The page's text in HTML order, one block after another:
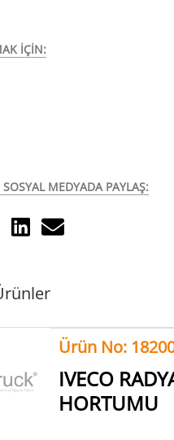
İÇİN:
MEDYADA PAYLAŞ:
Ürün No:
IVECO
HORTUMU